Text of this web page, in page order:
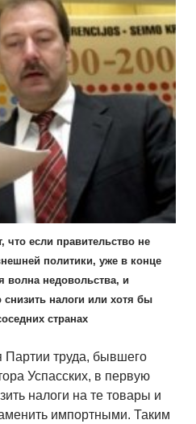
что если правительство не
политики, уже в конце
волна недовольства, и
налоги или хотя бы
странах
Партии труда, бывшего
Успасских, в первую
налоги на те товары и
импортными. Таким